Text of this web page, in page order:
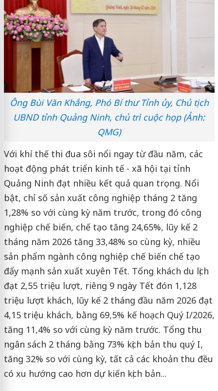
Ông Bùi Văn Khắng, Phó Bí thư Tỉnh ủy, Chủ tịch
UBND tỉnh Quảng Ninh, chủ trì cuộc họp (Ảnh:
QMG)
Với khí thế thi đua sôi nổi ngay từ đầu năm, các
hoạt động phát triển kinh tế - xã hội tại tỉnh
Quảng Ninh đạt nhiều kết quả quan trọng. Nổi
bật, chỉ số sản xuất công nghiệp tháng 2 tăng
1,28% so với cùng kỳ năm trước, trong đó công
nghiệp chế biến, chế tạo tăng 24,65%, lũy kế 2
tháng năm 2026 tăng 33,48% so cùng kỳ, nhiều
sản phẩm ngành công nghiệp chế biến chế tạo
đẩy mạnh sản xuất xuyên Tết. Tổng khách du lịch
đạt 2,55 triệu lượt, riêng 9 ngày Tết đón 1,128
triệu lượt khách, lũy kế 2 tháng đầu năm 2026 đạt
4,15 triệu khách, bằng 69,5% kế hoạch Quý I/2026,
tăng 11,4% so với cùng kỳ năm trước. Tổng thu
ngân sách 2 tháng bằng 73% kịch bản thu quý I,
tăng 32% so với cùng kỳ, tất cả các khoản thu đều
có xu hướng cao hơn dự kiến kịch bản...